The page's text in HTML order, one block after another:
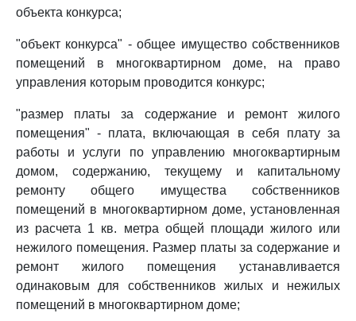
объекта конкурса;
"объект конкурса" - общее имущество собственников
помещений в многоквартирном доме, на право
управления которым проводится конкурс;
"размер платы за содержание и ремонт жилого
помещения" - плата, включающая в себя плату за
работы и услуги по управлению многоквартирным
домом, содержанию, текущему и капитальному
ремонту общего имущества собственников
помещений в многоквартирном доме, установленная
из расчета 1 кв. метра общей площади жилого или
нежилого помещения. Размер платы за содержание и
ремонт жилого помещения устанавливается
одинаковым для собственников жилых и нежилых
помещений в многоквартирном доме;